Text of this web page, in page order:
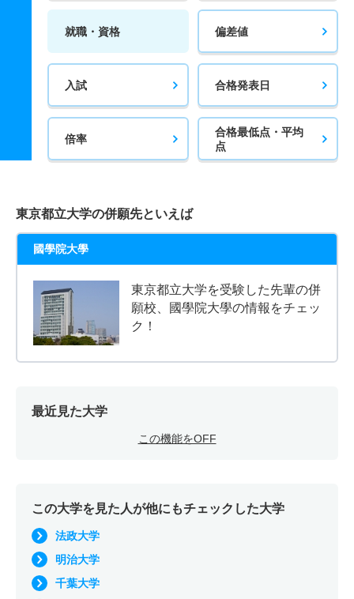
就職・資格 偏差値
入試 合格発表日
倍率
合格最低点・平均
点
東京都立大学の併願先といえば
國學院大學
東京都立大学を受験した先輩の併
願校、國學院大學の情報をチェッ
ク！
最近見た大学
この機能をOFF
この大学を見た人が他にもチェックした大学
法政大学
明治大学
千葉大学